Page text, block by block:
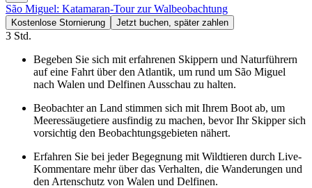
São Miguel: Katamaran-Tour zur Walbeobachtung
Kostenlose Stornierung Jetzt buchen, später zahlen
3 Std.
Begeben Sie sich mit erfahrenen Skippern und Naturführern
auf eine Fahrt über den Atlantik, um rund um São Miguel
nach Walen und Delfinen Ausschau zu halten.
Beobachter an Land stimmen sich mit Ihrem Boot ab, um
Meeressäugetiere ausfindig zu machen, bevor Ihr Skipper sich
vorsichtig den Beobachtungsgebieten nähert.
Erfahren Sie bei jeder Begegnung mit Wildtieren durch Live-
Kommentare mehr über das Verhalten, die Wanderungen und
den Artenschutz von Walen und Delfinen.